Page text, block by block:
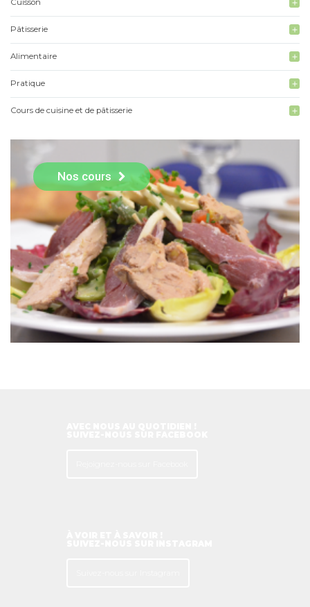
Cuisson add
Pâtisserie add
Alimentaire add
Pratique add
Cours de cuisine et de pâtisserie add
Nos cours